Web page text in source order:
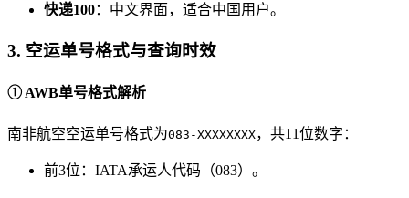
快递100：中文界面，适合中国用户。
3. 空运单号格式与查询时效
① AWB单号格式解析
南非航空空运单号格式为083-XXXXXXXX，共11位数字：
前3位：IATA承运人代码（083）。